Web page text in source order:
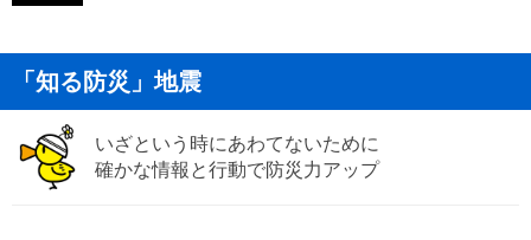
「知る防災」地震
いざという時にあわてないために
確かな情報と行動で防災力アップ